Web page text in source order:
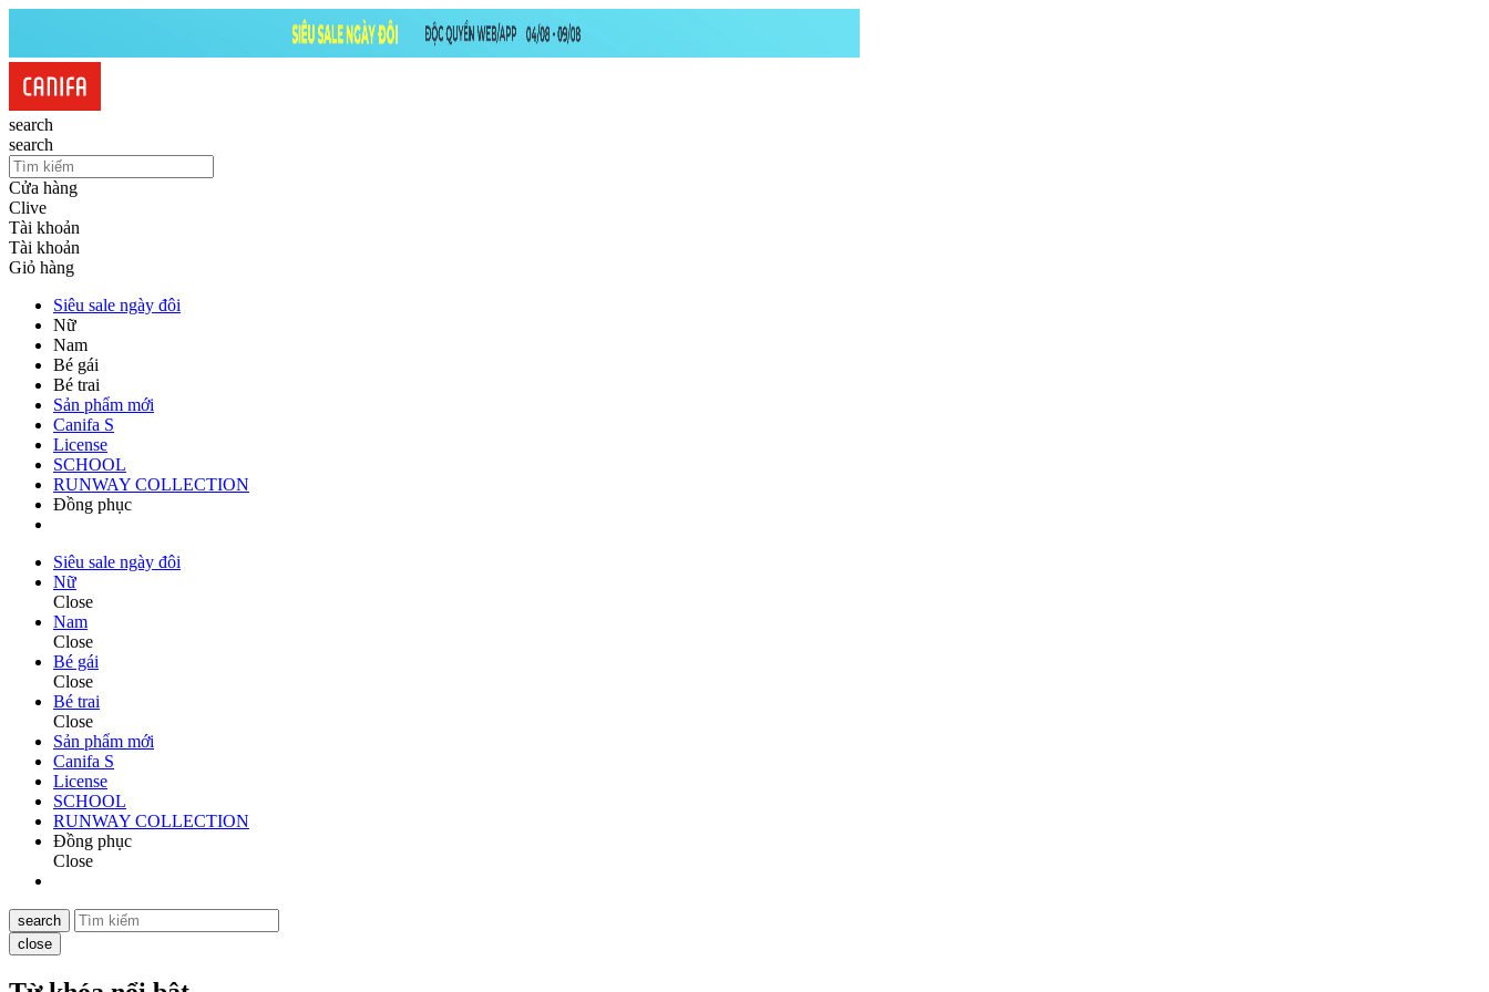
search
search
Cửa hàng
Clive
Tài khoản
Tài khoản
Giỏ hàng
Siêu sale ngày đôi
Nữ
Nam
Bé gái
Bé trai
Sản phẩm mới
Canifa S
License
SCHOOL
RUNWAY COLLECTION
Đồng phục
Siêu sale ngày đôi
Nữ
Close
Nam
Close
Bé gái
Close
Bé trai
Close
Sản phẩm mới
Canifa S
License
SCHOOL
RUNWAY COLLECTION
Đồng phục
Close
search
close